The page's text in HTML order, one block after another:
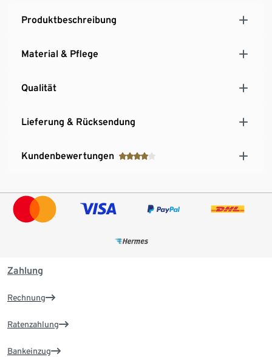
Produktbeschreibung
Material & Pflege
Qualität
Lieferung & Rücksendung
Kundenbewertungen
Zahlung
Rechnung
Ratenzahlung
Bankeinzug